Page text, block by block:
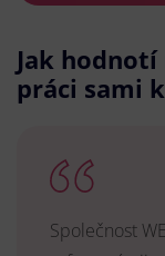
Jak hodnotí
práci sami
Společnost